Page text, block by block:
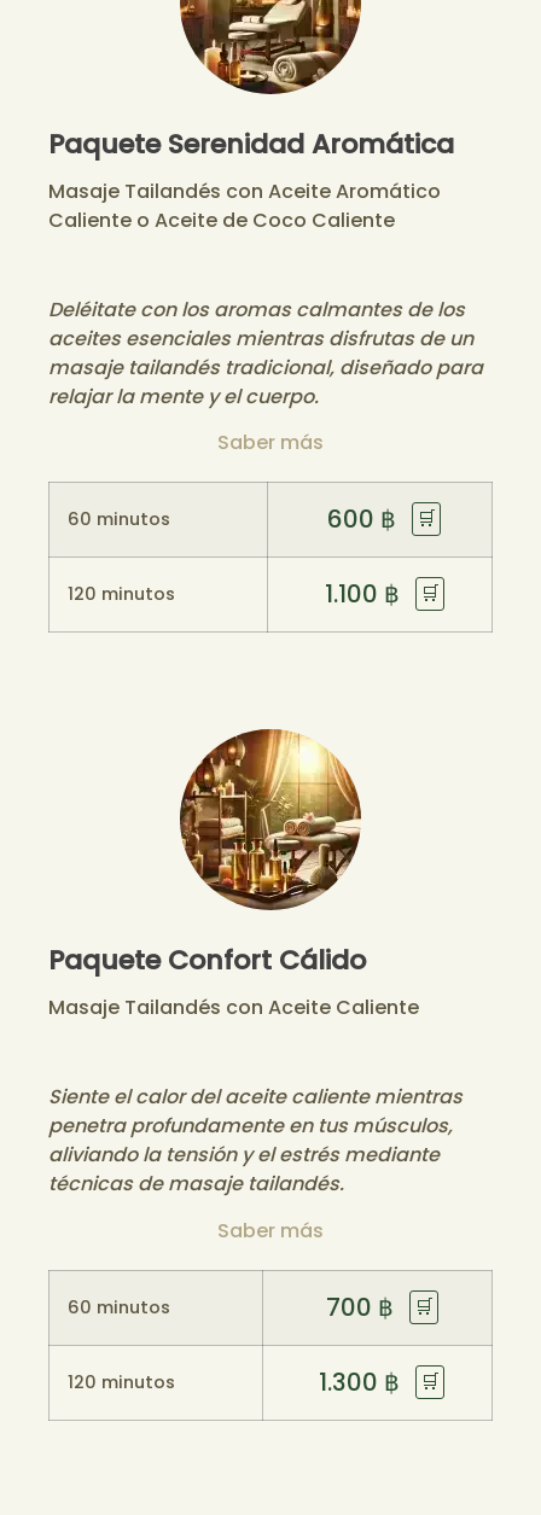
Paquete Serenidad Aromática
Masaje Tailandés con Aceite Aromático
Caliente o Aceite de Coco Caliente
Deléitate con los aromas calmantes de los
aceites esenciales mientras disfrutas de un
masaje tailandés tradicional, diseñado para
relajar la mente y el cuerpo.
Saber más
60 minutos 600 ฿ 🛒
120 minutos 1.100 ฿ 🛒
Paquete Confort Cálido
Masaje Tailandés con Aceite Caliente
Siente el calor del aceite caliente mientras
penetra profundamente en tus músculos,
aliviando la tensión y el estrés mediante
técnicas de masaje tailandés.
Saber más
60 minutos 700 ฿ 🛒
120 minutos 1.300 ฿ 🛒